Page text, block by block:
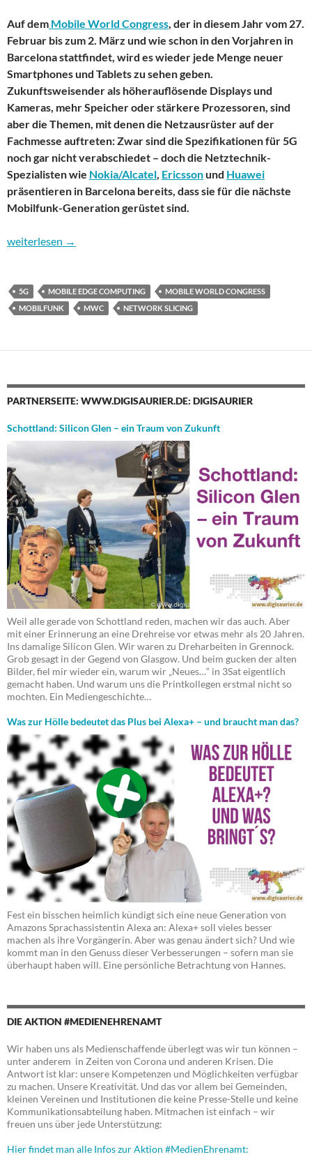
Auf dem Mobile World Congress, der in diesem Jahr vom 27.
Februar bis zum 2. März und wie schon in den Vorjahren in
Barcelona stattfindet, wird es wieder jede Menge neuer
Smartphones und Tablets zu sehen geben.
Zukunftsweisender als höherauflösende Displays und
Kameras, mehr Speicher oder stärkere Prozessoren, sind
aber die Themen, mit denen die Netzausrüster auf der
Fachmesse auftreten: Zwar sind die Spezifikationen für 5G
noch gar nicht verabschiedet – doch die Netztechnik-
Spezialisten wie Nokia/Alcatel, Ericssonund Huawei
präsentieren in Barcelona bereits, dass sie für die nächste
Mobilfunk-Generation gerüstet sind.
5G nimmt erste Formen an
weiterlesen →
5G MOBILE EDGE COMPUTING
MOBILE WORLD CONGRESS
MOBILFUNK
MWC NETWORK SLICING
PARTNERSEITE: WWW.DIGISAURIER.DE: DIGISAURIER
Schottland: Silicon Glen – ein Traum von Zukunft
Weil alle gerade von Schottland reden, machen wir das auch. Aber
mit einer Erinnerung an eine Drehreise vor etwas mehr als 20 Jahren.
Ins damalige Silicon Glen. Wir waren zu Dreharbeiten in Grennock.
Grob gesagt in der Gegend von Glasgow. Und beim gucken der alten
Bilder, fiel mir wieder ein, warum wir „Neues…“ in 3Sat eigentlich
gemacht haben. Und warum uns die Printkollegen erstmal nicht so
mochten. Ein Mediengeschichte…
Was zur Hölle bedeutet das Plus bei Alexa+ – und braucht man das?
Fest ein bisschen heimlich kündigt sich eine neue Generation von
Amazons Sprachassistentin Alexa an: Alexa+ soll vieles besser
machen als ihre Vorgängerin. Aber was genau ändert sich? Und wie
kommt man in den Genuss dieser Verbesserungen – sofern man sie
überhaupt haben will. Eine persönliche Betrachtung von Hannes.
DIE AKTION #MEDIENEHRENAMT
Wir haben uns als Medienschaffende überlegt was wir tun können –
unter anderem in Zeiten von Corona und anderen Krisen. Die
Antwort ist klar: unsere Kompetenzen und Möglichkeiten verfügbar
zu machen. Unsere Kreativität. Und das vor allem bei Gemeinden,
kleinen Vereinen und Institutionen die keine Presse-Stelle und keine
Kommunikationsabteilung haben. Mitmachen ist einfach – wir
freuen uns über jede Unterstützung:
Hier findet man alle Infos zur Aktion #MedienEhrenamt: